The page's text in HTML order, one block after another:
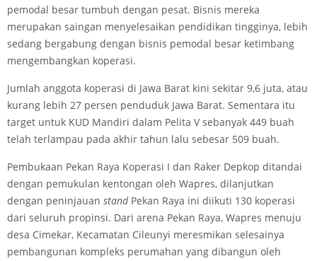
pemodal besar tumbuh dengan pesat. Bisnis mereka
merupakan saingan menyelesaikan pendidikan tingginya, lebih
sedang bergabung dengan bisnis pemodal besar ketimbang
mengembangkan koperasi.
Jumlah anggota koperasi di Jawa Barat kini sekitar 9,6 juta, atau
kurang lebih 27 persen penduduk Jawa Barat. Sementara itu
target untuk KUD Mandiri dalam Pelita V sebanyak 449 buah
telah terlampau pada akhir tahun lalu sebesar 509 buah.
Pembukaan Pekan Raya Koperasi I dan Raker Depkop ditandai
dengan pemukulan kentongan oleh Wapres, dilanjutkan
dengan peninjauan stand Pekan Raya ini diikuti 130 koperasi
dari seluruh propinsi. Dari arena Pekan Raya, Wapres menuju
desa Cimekar, Kecamatan Cileunyi meresmikan selesainya
pembangunan kompleks perumahan yang dibangun oleh